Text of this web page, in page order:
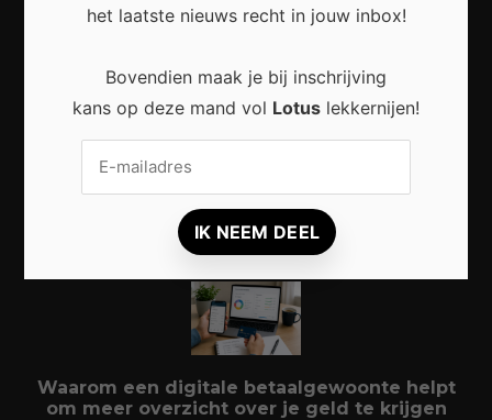
Kleine stappen met een groot effect
Duurzaam reizen: zo beleef je meer met
minder impact
Waarom een digitale betaalgewoonte helpt
om meer overzicht over je geld te krijgen
het laatste nieuws recht in jouw inbox!
Bovendien maak je bij inschrijving
kans op deze mand vol Lotus lekkernijen!